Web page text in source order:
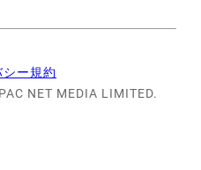
ー規約
NET MEDIA LIMITED.